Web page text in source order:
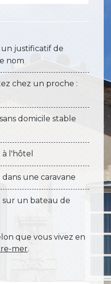
un justificatif de
nom
chez un proche :
domicile stable
à l'hôtel
dans une caravane
sur un bateau de
que vous vivez en
mer.